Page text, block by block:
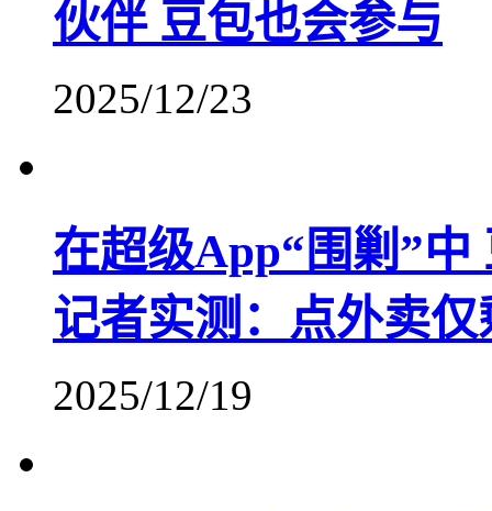
伙伴 豆包也会参与
2025/12/23
在超级App“围剿”
记者实测：点外卖
2025/12/19